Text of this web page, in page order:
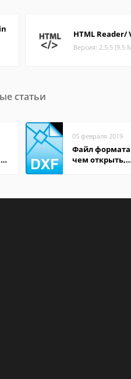
HTML Reader/
Версия: 2.5.5 (9.5
статьи
05 февраля 2019
Файл формата
чем открыть,